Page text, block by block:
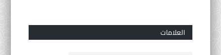
العلامات